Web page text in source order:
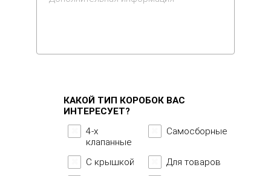
КАКОЙ ТИП КОРОБОК ВАС
ИНТЕРЕСУЕТ?
4-x
клапанные
Самосборные
С крышкой
Для товаров